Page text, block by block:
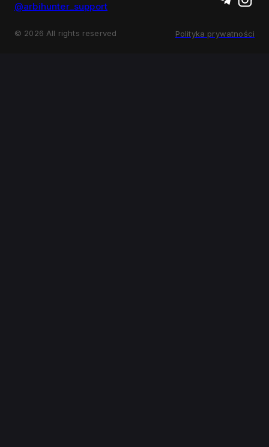
@arbihunter_support
© 2026 All rights reserved Polityka prywatności